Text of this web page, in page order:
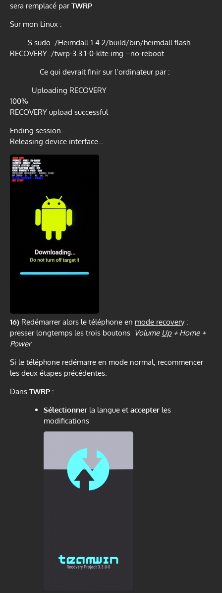
sera remplacé parTWRP
Sur mon Linux :
$ sudo ./Heimdall-1.4.2/build/bin/heimdall flash –
RECOVERY ./twrp-3.3.1-0-klte.img –no-reboot
Ce qui devrait finir sur l’ordinateur par :
Uploading RECOVERY
100%
RECOVERY upload successful
Ending session…
Releasing device interface…
16) Redémarrer alors le téléphone en mode recovery:
presser longtemps les trois boutons Volume Up+ Home +
Power
Si le téléphone redémarre en mode normal, recommencer
les deux étapes précédentes.
Dans TWRP :
Sélectionner la langue et accepterles
modifications